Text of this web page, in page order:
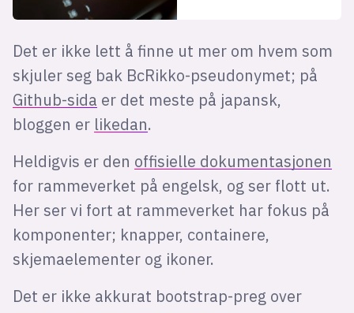
Det er ikke lett å finne ut mer om hvem som
skjuler seg bak BcRikko-pseudonymet; på
Github-sida er det meste på japansk,
bloggen er likedan.
Heldigvis er den offisielle dokumentasjonen
for rammeverket på engelsk, og ser flott ut.
Her ser vi fort at rammeverket har fokus på
komponenter; knapper, containere,
skjemaelementer og ikoner.
Det er ikke akkurat bootstrap-preg over